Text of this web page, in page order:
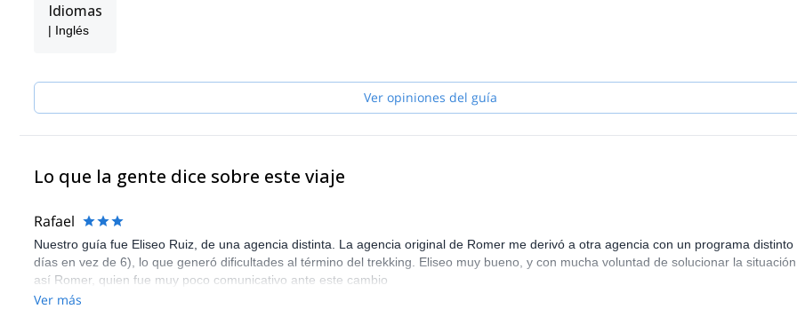
Idiomas
| Inglés
Ver opiniones del guía
Lo que la gente dice sobre este viaje
Rafael
Nuestro guía fue Eliseo Ruiz, de una agencia distinta. La agencia original de Romer me derivó a otra agencia con un programa distinto
días en vez de 6), lo que generó dificultades al término del trekking. Eliseo muy bueno, y con mucha voluntad de solucionar la
así Romer, quien fue muy poco comunicativo ante este cambio
Ver más